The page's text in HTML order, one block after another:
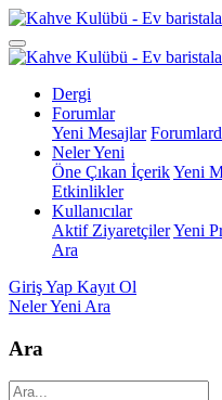
Dergi
Forumlar
Yeni Mesajlar
Neler Yeni
Öne Çıkan İçerikYeni
Etkinlikler
Kullanıcılar
Aktif ZiyaretçilerYeni
Ara
Giriş Yap Kayıt Ol
Neler Yeni Ara
Ara